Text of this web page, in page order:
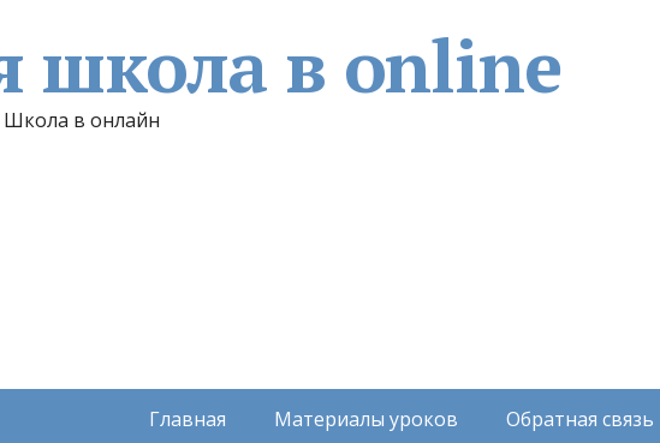
школа в online
Школа в онлайн
Главная Материалы уроков Обратная связь